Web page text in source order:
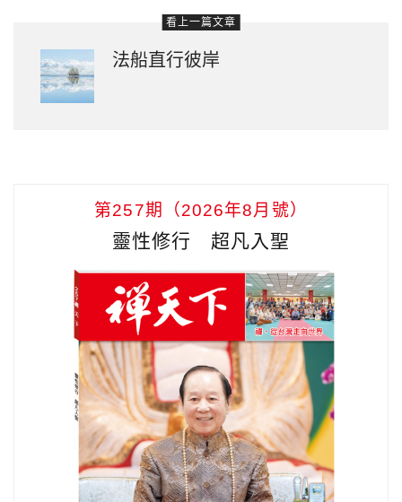
看上一篇文章
法船直行彼岸
第257期（2026年8月號）
靈性修行 超凡入聖